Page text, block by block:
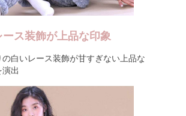
ース装飾が上品な印象
の白いレース装飾が甘すぎない上品な
出